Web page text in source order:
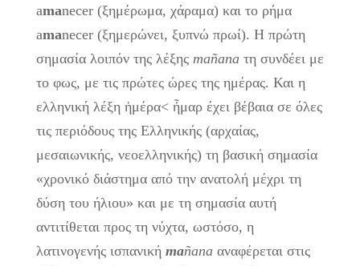
amanecer (ξημέρωμα, χάραμα) και το ρήμα
amanecer (ξημερώνει, ξυπνώ πρωί). Η πρώτη
σημασία λοιπόν της λέξης mañanaτη συνδέει με
το φως, με τις πρώτες ώρες της ημέρας. Και η
ελληνική λέξη ἡμέρα< ἦμαρ έχει βέβαια σε όλες
τις περιόδους της Ελληνικής (αρχαίας,
μεσαιωνικής, νεοελληνικής) τη βασική σημασία
«χρονικό διάστημα από την ανατολή μέχρι τη
δύση του ήλιου» και με τη σημασία αυτή
αντιτίθεται προς τη νύχτα, ωστόσο, η
λατινογενής ισπανική mañanaαναφέρεται στις